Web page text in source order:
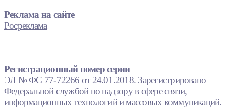
Реклама на сайте
Росреклама
Регистрационный номер серии
ЭЛ № ФС 77-72266 от 24.01.2018. Зарегистрировано
Федеральной службой по надзору в сфере связи,
информационных технологий и массовых коммуникаций.